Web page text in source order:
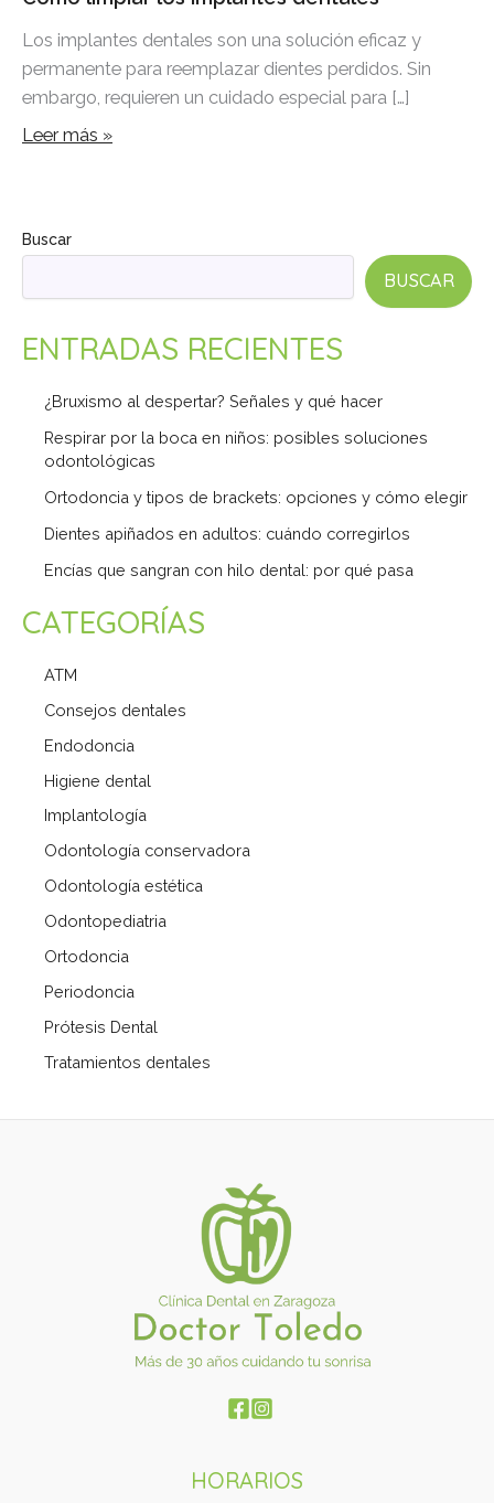
Los implantes dentales son una solución eficaz y
permanente para reemplazar dientes perdidos. Sin
embargo, requieren un cuidado especial para […]
Leer más »
Buscar
BUSCAR
ENTRADAS RECIENTES
¿Bruxismo al despertar? Señales y qué hacer
Respirar por la boca en niños: posibles soluciones
odontológicas
Ortodoncia y tipos de brackets: opciones y cómo elegir
Dientes apiñados en adultos: cuándo corregirlos
Encías que sangran con hilo dental: por qué pasa
CATEGORÍAS
ATM
Consejos dentales
Endodoncia
Higiene dental
Implantología
Odontología conservadora
Odontología estética
Odontopediatria
Ortodoncia
Periodoncia
Prótesis Dental
Tratamientos dentales
HORARIOS